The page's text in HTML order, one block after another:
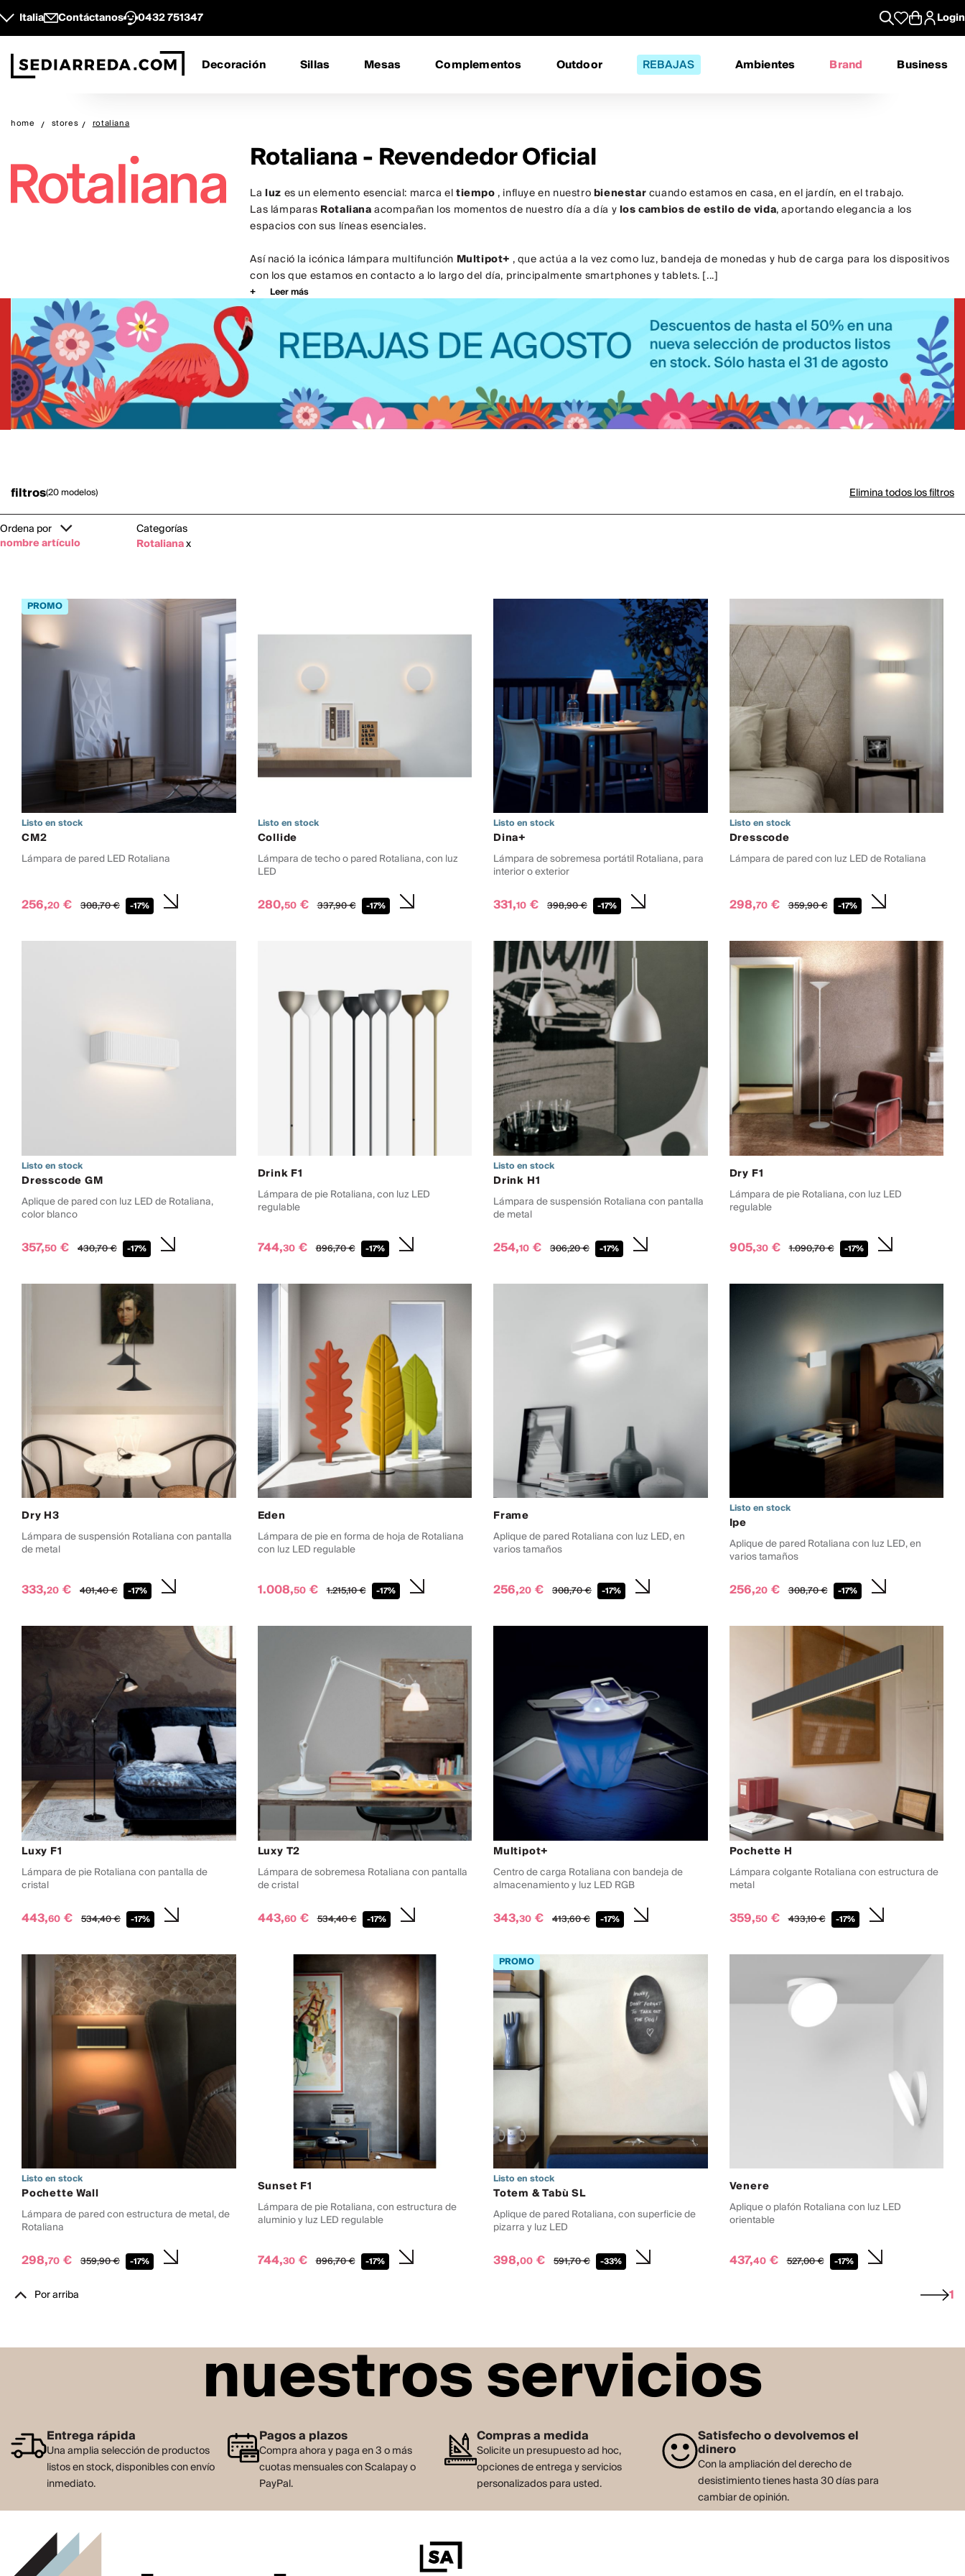
Italia Contáctanos 0432 751347 Login
Decoración Sillas Mesas Complementos Outdoor REBAJAS Ambientes Brand Business
home stores rotaliana
Rotaliana - Revendedor Oficial
La luz es un elemento esencial: marca eltiempo , influye en nuestrobienestarcuando estamos en casa, en el jardín, en el trabajo.
Las lámparas Rotalianaacompañan los momentos de nuestro día a día ylos cambios de estilo de vida, aportando elegancia a los
espacios con sus líneas esenciales.
Así nació la icónica lámpara multifunción Multipot+ , que actúa a la vez como luz, bandeja de monedas y hub de carga para los dispositivos
con los que estamos en contacto a lo largo del día, principalmente smartphones y tablets. [...]
Leer más
filtros(20 modelos) Elimina todos los filtros
Ordena por
nombre artículo
Categorías
Rotalianax
Listo en stock
CM2
Lámpara de pared LED Rotaliana
256,20 € 308,70€ -17%
Listo en stock
Collide
Lámpara de techo o pared Rotaliana, con luz
LED
280,50€ 337,90€ -17%
Listo en stock
Dina+
Lámpara de sobremesa portátil Rotaliana, para
interior o exterior
331,10 € 398,90€ -17%
Listo en stock
Dresscode
Lámpara de pared con luz LED de Rotaliana
298,70€ 359,90€ -17%
Listo en stock
Dresscode GM
Aplique de pared con luz LED de Rotaliana,
color blanco
357,50 € 430,70€ -17%
Drink F1
Lámpara de pie Rotaliana, con luz LED
regulable
744,30€ 896,70€ -17%
Listo en stock
Drink H1
Lámpara de suspensión Rotaliana con pantalla
de metal
254,10 € 306,20€ -17%
Dry F1
Lámpara de pie Rotaliana, con luz LED
regulable
905,30€ 1.090,70€ -17%
Dry H3
Lámpara de suspensión Rotaliana con pantalla
de metal
333,20 € 401,40€ -17%
Eden
Lámpara de pie en forma de hoja de Rotaliana
con luz LED regulable
1.008,50€ 1.215,10€ -17%
Frame
Aplique de pared Rotaliana con luz LED, en
varios tamaños
256,20 € 308,70€ -17%
Listo en stock
Ipe
Aplique de pared Rotaliana con luz LED, en
varios tamaños
256,20€ 308,70€ -17%
Luxy F1
Lámpara de pie Rotaliana con pantalla de
cristal
443,60 € 534,40€ -17%
Luxy T2
Lámpara de sobremesa Rotaliana con pantalla
de cristal
443,60€ 534,40€ -17%
Multipot+
Centro de carga Rotaliana con bandeja de
almacenamiento y luz LED RGB
343,30 € 413,60€ -17%
Pochette H
Lámpara colgante Rotaliana con estructura de
metal
359,50€ 433,10€ -17%
Listo en stock
Pochette Wall
Lámpara de pared con estructura de metal, de
Rotaliana
298,70 € 359,90€ -17%
Sunset F1
Lámpara de pie Rotaliana, con estructura de
aluminio y luz LED regulable
744,30€ 896,70€ -17%
Listo en stock
Totem & Tabù SL
Aplique de pared Rotaliana, con superficie de
pizarra y luz LED
398,00 € 591,70€ -33%
Venere
Aplique o plafón Rotaliana con luz LED
orientable
437,40€ 527,00€ -17%
Por arriba 1
nuestros servicios
Entrega rápida
Una amplia selección de productos
listos en stock, disponibles con envío
inmediato.
Pagos a plazos
Compra ahora y paga en 3 o más
cuotas mensuales con Scalapay o
PayPal.
Compras a medida
Solicite un presupuesto ad hoc,
opciones de entrega y servicios
personalizados para usted.
Satisfecho o devolvemos el
dinero
Con la ampliación del derecho de
desistimiento tienes hasta 30 días para
cambiar de opinión.